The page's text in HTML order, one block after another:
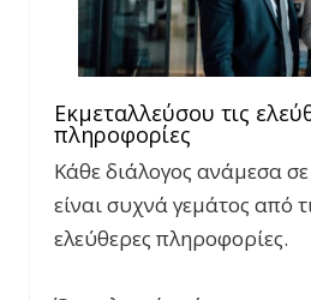
Εκμεταλλεύσου τις
πληροφορίες
Κάθε διάλογος ανάμεσα
είναι συχνά γεμάτος από
ελεύθερες πληροφορίες.